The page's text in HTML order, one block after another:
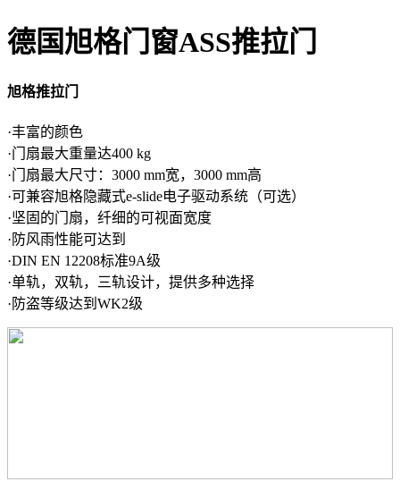
德国旭格门窗ASS推拉门
旭格推拉门
·丰富的颜色
·门扇最大重量达400 kg
·门扇最大尺寸：3000 mm宽，3000 mm高
·可兼容旭格隐藏式e-slide电子驱动系统（可选）
·坚固的门扇，纤细的可视面宽度
·防风雨性能可达到
·DIN EN 12208标准9A级
·单轨，双轨，三轨设计，提供多种选择
·防盗等级达到WK2级